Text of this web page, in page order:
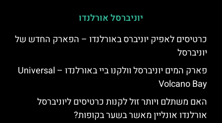
יוניברסל אורלנדו
כרטיסים לאפיק יוניברס באורלנדו – הפארק החדש של
יוניברסל
פארק המים יוניברסל וולקנו ביי באורלנדו – Universal
Volcano Bay
האם משתלם ויותר זול לקנות כרטיסים ליוניברסל
אורלנדו אונליין מאשר בשער בקופות?